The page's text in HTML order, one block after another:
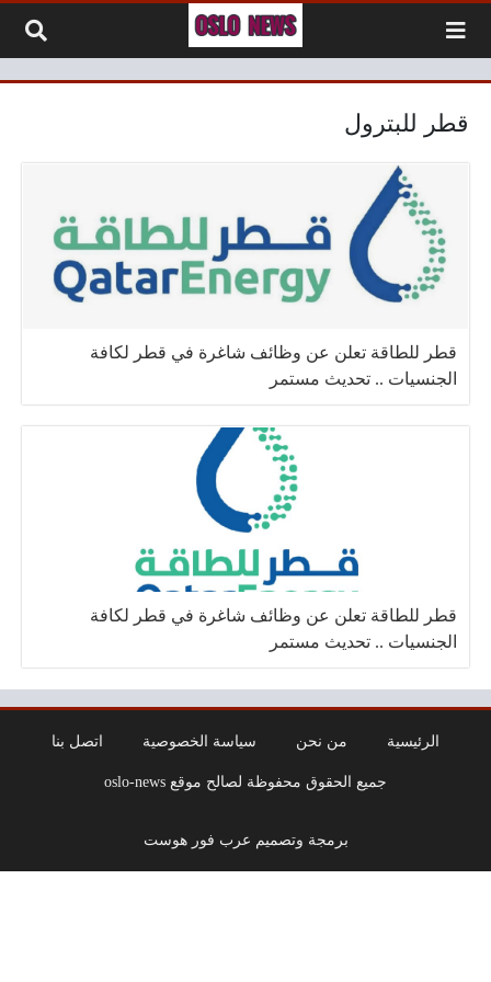
قطر للبترول
قطر للطاقة تعلن عن وظائف شاغرة في قطر لكافة
الجنسيات .. تحديث مستمر
قطر للطاقة تعلن عن وظائف شاغرة في قطر لكافة
الجنسيات .. تحديث مستمر
الرئيسية من نحن سياسة الخصوصية اتصل بنا
جميع الحقوق محفوظة لصالح موقع oslo-news
برمجة وتصميم عرب فور هوست